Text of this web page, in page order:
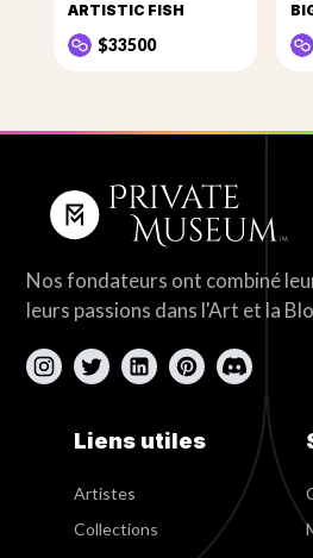
ARTISTIC FISH
$33500
Nos fondateurs ont combiné
leurs passions dans l'Art et la
Liens utiles
Artistes
Collections